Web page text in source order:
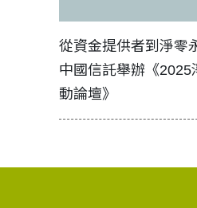
從資金提供者到淨零
中國信託舉辦《2025
動論壇》